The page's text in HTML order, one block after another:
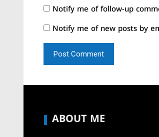
Notify me of follow-up
Notify me of new posts by
ABOUT ME